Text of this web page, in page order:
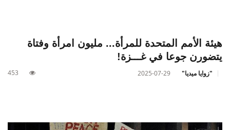
هيئة الأمم المتحدة للمرأة... مليون امرأة وفتاة
يتضورن جوعا في غـــزة!
"زوايا ميديا" 2025-07-29
453